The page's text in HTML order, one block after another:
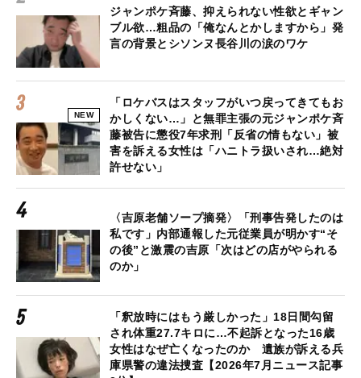
ジャンポケ斉藤、抑えられない性欲とギャン
ブル欲…粗品の「俺なんとかしますから」発
言の背景とシソンヌ長谷川の涙のワケ
NEW
「ロケバスはスタッフがいつ戻ってきてもお
かしくない…」と無罪主張の元ジャンポケ斉
藤被告に懲役7年求刑「反省の情もない」被
害を訴える女性は「ハニトラ扱いされ…絶対
許せない」
〈吉原老舗ソープ摘発〉「刑事告発したのは
私です」内部通報した元従業員が明かす“そ
の後”と激震の吉原「次はどの店がやられる
のか」
「釈放時にはもう厳しかった」18日間勾留
され体重27.7キロに…不起訴となった16歳
女性はなぜ亡くなったのか 遺族が訴える兵
庫県警の違法捜査【2026年7月ニュース記事